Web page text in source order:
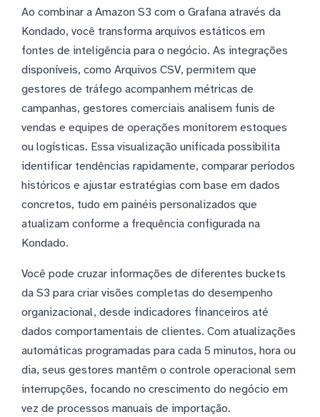
Ao combinar a Amazon S3 com o Grafana através da
Kondado, você transforma arquivos estáticos em
fontes de inteligência para o negócio. As integrações
disponíveis, como Arquivos CSV, permitem que
gestores de tráfego acompanhem métricas de
campanhas, gestores comerciais analisem funis de
vendas e equipes de operações monitorem estoques
ou logísticas. Essa visualização unificada possibilita
identificar tendências rapidamente, comparar períodos
históricos e ajustar estratégias com base em dados
concretos, tudo em painéis personalizados que
atualizam conforme a frequência configurada na
Kondado.
Você pode cruzar informações de diferentes buckets
da S3 para criar visões completas do desempenho
organizacional, desde indicadores financeiros até
dados comportamentais de clientes. Com atualizações
automáticas programadas para cada 5 minutos, hora ou
dia, seus gestores mantêm o controle operacional sem
interrupções, focando no crescimento do negócio em
vez de processos manuais de importação.